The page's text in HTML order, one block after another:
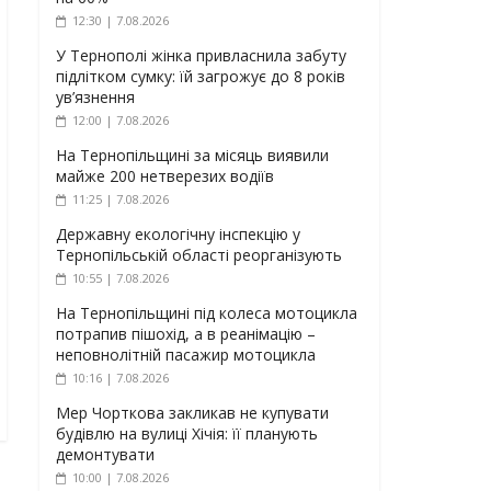
12:30 | 7.08.2026
У Тернополі жінка привласнила забуту
підлітком сумку: їй загрожує до 8 років
ув’язнення
12:00 | 7.08.2026
На Тернопільщині за місяць виявили
майже 200 нетверезих водіїв
11:25 | 7.08.2026
Державну екологічну інспекцію у
Тернопільській області реорганізують
10:55 | 7.08.2026
На Тернопільщині під колеса мотоцикла
потрапив пішохід, а в реанімацію –
неповнолітній пасажир мотоцикла
10:16 | 7.08.2026
Мер Чорткова закликав не купувати
будівлю на вулиці Хічія: її планують
демонтувати
10:00 | 7.08.2026